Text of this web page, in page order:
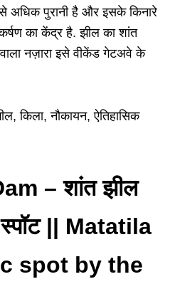
पुरानी है और इसके किनारे
का केंद्र है. झील का शांत
नज़ारा इसे वीकेंड गेटअवे के
किला, नौकायन, ऐतिहासिक
– शांत झील
स्पॉट || Matatila
spot by the